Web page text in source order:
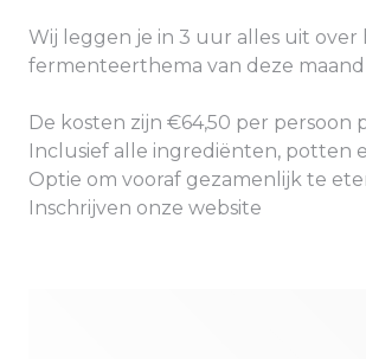
Wij leggen je in 3 uur alles uit over
fermenteerthema van deze maand
De kosten zijn €64,50 per persoon
Inclusief alle ingrediënten, potten
Optie om vooraf gezamenlijk te
Inschrijven onze website